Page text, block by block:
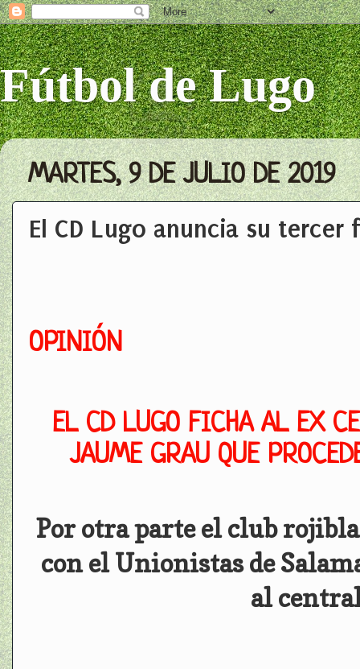
Fútbol de Lugo
MARTES, 9 DE JULIO DE 2019
El CD Lugo anuncia su
OPINIÓN
EL CD LUGO FICHA AL EX
JAUME GRAU QUE
Por otra parte el club
con el Unionistas de
al